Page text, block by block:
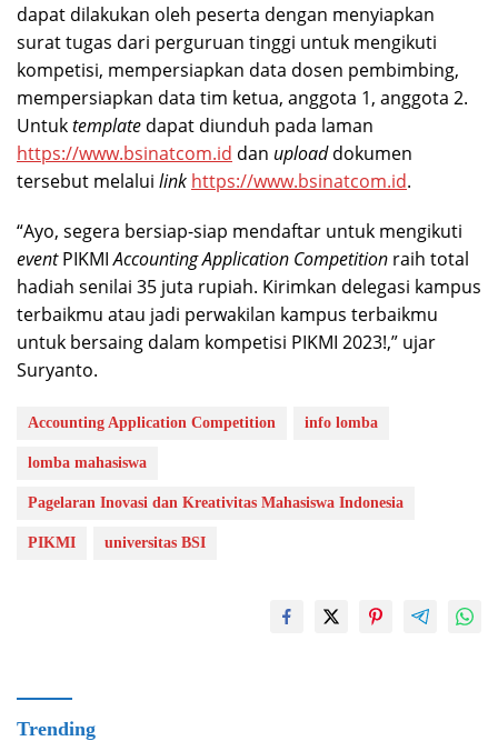
dapat dilakukan oleh peserta dengan menyiapkan
surat tugas dari perguruan tinggi untuk mengikuti
kompetisi, mempersiapkan data dosen pembimbing,
mempersiapkan data tim ketua, anggota 1, anggota 2.
Untuktemplate dapat diunduh pada laman
https://www.bsinatcom.id dan uploaddokumen
tersebut melalui link https://www.bsinatcom.id.
“Ayo, segera bersiap-siap mendaftar untuk mengikuti
eventPIKMIAccounting Application Competition raih total
hadiah senilai 35 juta rupiah. Kirimkan delegasi kampus
terbaikmu atau jadi perwakilan kampus terbaikmu
untuk bersaing dalam kompetisi PIKMI 2023!,” ujar
Suryanto.
Accounting Application Competition info lomba
lomba mahasiswa
Pagelaran Inovasi dan Kreativitas Mahasiswa Indonesia
PIKMI universitas BSI
Trending